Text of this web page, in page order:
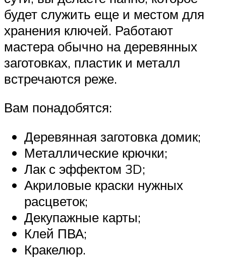
будет служить еще и местом для
хранения ключей. Работают
мастера обычно на деревянных
заготовках, пластик и металл
встречаются реже.
Вам понадобятся:
Деревянная заготовка домик;
Металлические крючки;
Лак с эффектом 3D;
Акриловые краски нужных
расцветок;
Декупажные карты;
Клей ПВА;
Кракелюр.